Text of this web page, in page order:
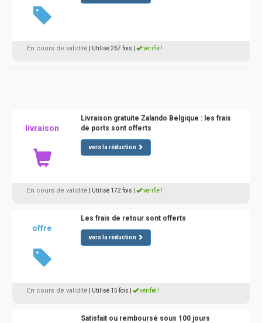
En cours de validité | Utilisé 267 fois vérifié !
livraison
Livraison gratuite Zalando Belgique : les frais
de ports sont offerts
vers la réduction
En cours de validité | Utilisé 172 fois vérifié !
offre
Les frais de retour sont offerts
vers la réduction
En cours de validité | Utilisé 15 fois vérifié !
Satisfait ou remboursé sous 100 jours